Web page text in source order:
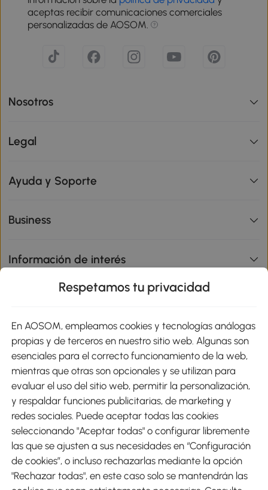
aceptas recibir comunicaciones comerciales
personalizadas de AOSOM.
Nosotros
Legal
Ayuda y Soporte
Business
Información de interés
Métodos de Pago
Envíos
Descargar Aosom App
Respetamos tu privacidad
En AOSOM, empleamos cookies y tecnologías análogas
propias y de terceros en nuestro sitio web. Algunas son
esenciales para el correcto funcionamiento de la web,
mientras que otras son opcionales y se utilizan para
evaluar el uso del sitio web, permitir la personalización,
y respaldar funciones publicitarias, de marketing y
redes sociales. Puede aceptar todas las cookies
seleccionando "Aceptar todas" o configurar libremente
las que se ajusten a sus necesidades en “Configuración
de cookies”, o incluso rechazarlas mediante la opción
"Rechazar todas", en este caso solo se mantendrán las